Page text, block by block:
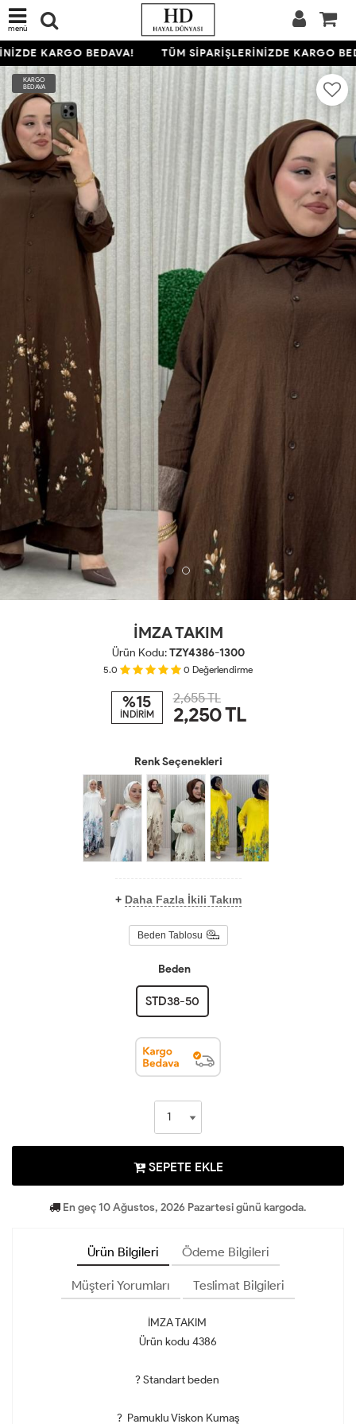
menü
KARGO BEDAVA! TÜM SİPARİŞLERİNİZDE KARGO
KARGO
BEDAVA
İMZA TAKIM
Ürün Kodu:TZY4386-1300
5.0 0 Değerlendirme
%15
İNDİRİM
2,655 TL
2,250TL
Renk Seçenekleri
+ Daha Fazla İkili Takım
Beden Tablosu
Beden
STD38-50
SEPETE EKLE
En geç 10 Ağustos, 2026 Pazartesi günü kargoda.
Ürün Bilgileri Ödeme Bilgileri
Müşteri Yorumları Teslimat Bilgileri
İMZA TAKIM
Ürün kodu 4386
? Standart beden
? Pamuklu Viskon Kumaş